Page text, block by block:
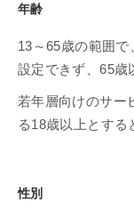
年齢
13～65歳の範囲
設定できず、65歳
若年層向けのサー
る18歳以上とする
性別